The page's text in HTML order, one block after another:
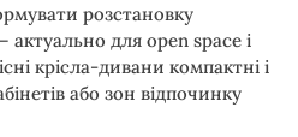
розстановку
актуально для open space і
крісла-дивани компактні і
або зон відпочинку